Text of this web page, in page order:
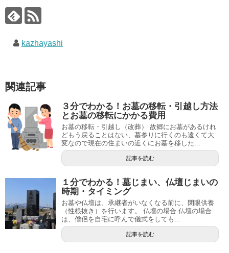
kazhayashi
関連記事
３分でわかる！お墓の移転・引越し方法
とお墓の移転にかかる費用
お墓の移転・引越し（改葬） 故郷にお墓があるけれ
どもう戻ることはない、墓参りに行くのも遠くて大
変なので現在の住まいの近くにお墓を移した...
記事を読む
１分でわかる！墓じまい、仏壇じまいの
時期・タイミング
お墓や仏壇は、承継者がいなくなる前に、閉眼供養
（性根抜き）を行います。 仏壇の場合 仏壇の場合
は、僧侶を自宅に呼んで儀式をしても...
記事を読む